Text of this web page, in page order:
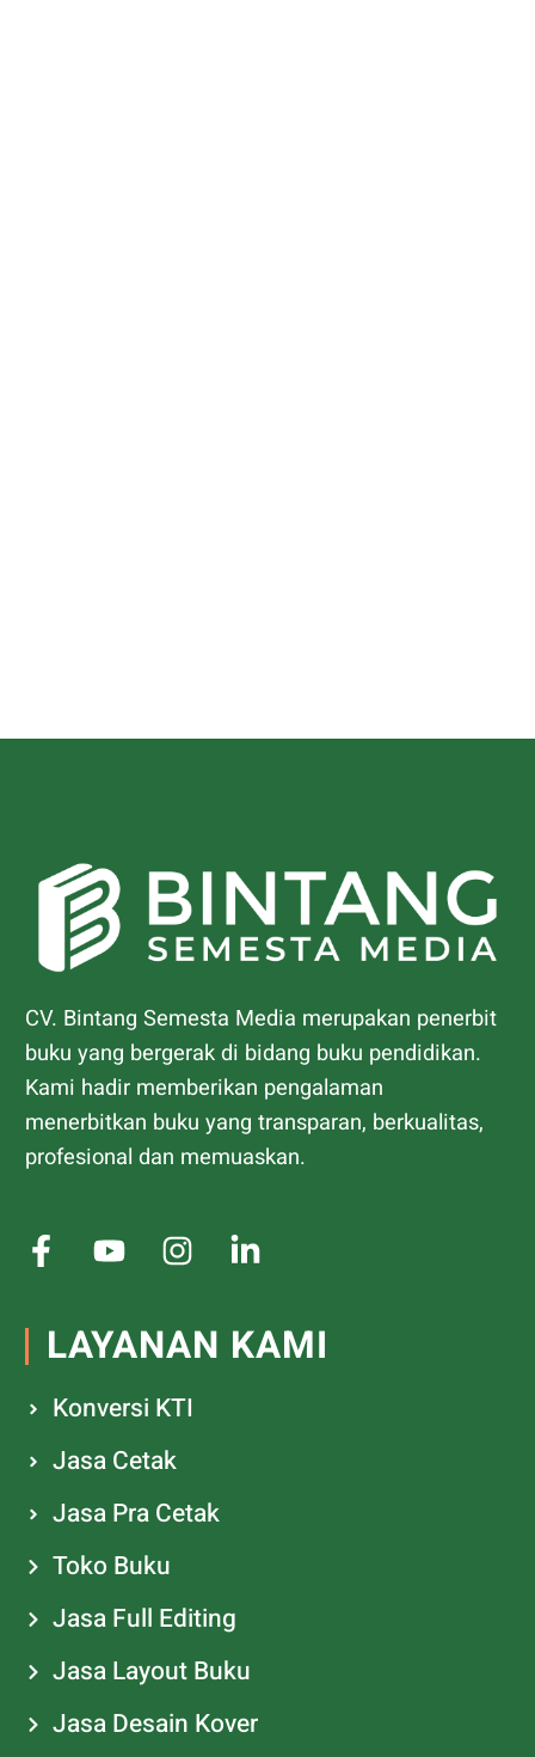
CV. Bintang Semesta Media merupakan penerbit
buku yang bergerak di bidang buku pendidikan.
Kami hadir memberikan pengalaman
menerbitkan buku yang transparan, berkualitas,
profesional dan memuaskan.
LAYANAN KAMI
Konversi KTI
Jasa Cetak
Jasa Pra Cetak
Toko Buku
Jasa Full Editing
Jasa Layout Buku
Jasa Desain Kover